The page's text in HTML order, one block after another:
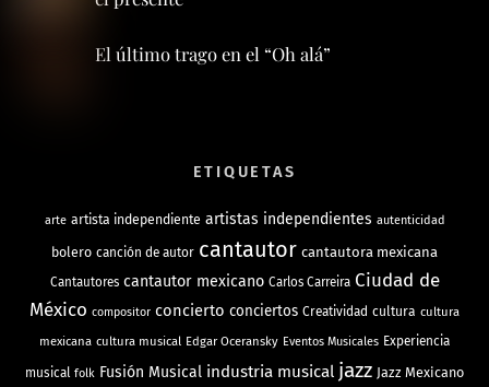
El último trago en el “Oh alá”
ETIQUETAS
arte artista independiente artistas independientes autenticidad
bolero canción de autor cantautor cantautora mexicana
Cantautores cantautor mexicano Carlos Carreira Ciudad de
México compositor concierto conciertos Creatividad cultura cultura
mexicana cultura musical Edgar Oceransky Eventos Musicales Experiencia
musical folk Fusión Musical industria musical jazz Jazz Mexicano